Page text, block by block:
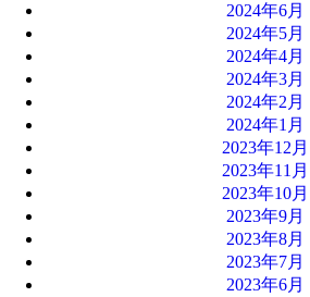
2024年6月
2024年5月
2024年4月
2024年3月
2024年2月
2024年1月
2023年12月
2023年11月
2023年10月
2023年9月
2023年8月
2023年7月
2023年6月